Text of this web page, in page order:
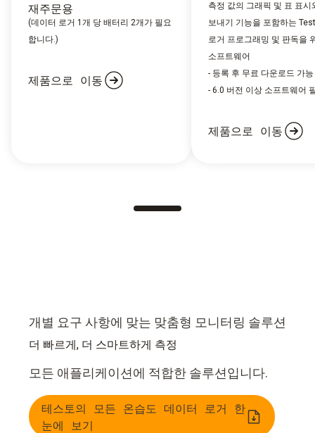
재주문용
(데이터 로거 1개 당 배터리 2개가 필요
합니다.)
제품으로 이동
측정 값의 그래픽 및 표 표시
보내기 기능을 포함하는
로거 프로그래밍 및 판독을
소프트웨어
- 등록 후 무료 다운로드 가능
- 6.0 버전 이상 소프트웨어
제품으로 이동
개별 요구 사항에 맞는 맞춤형 모니터링 솔루션
더 빠르게, 더 스마트하게 측정
모든 애플리케이션에 적합한 솔루션입니다.
테스토의 모든 온습도 데이터 로거 한
눈에 보기